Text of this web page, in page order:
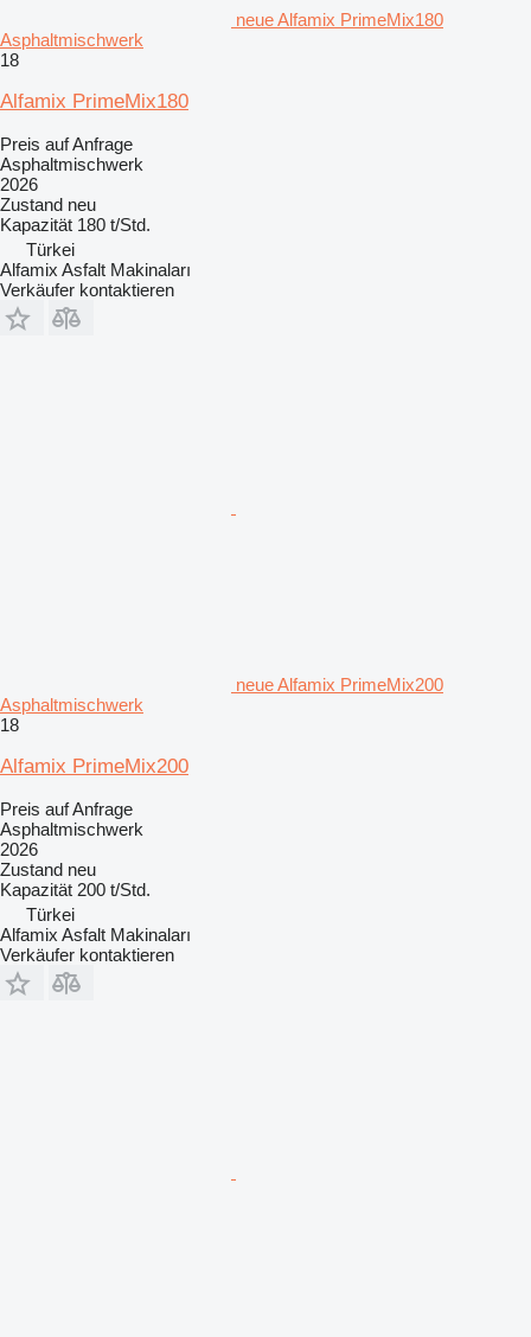
neue Alfamix PrimeMix180
Asphaltmischwerk
18
Alfamix PrimeMix180
Preis auf Anfrage
Asphaltmischwerk
2026
Zustand neu
Kapazität 180 t/Std.
Türkei
Alfamix Asfalt Makinaları
Verkäufer kontaktieren
neue Alfamix PrimeMix200
Asphaltmischwerk
18
Alfamix PrimeMix200
Preis auf Anfrage
Asphaltmischwerk
2026
Zustand neu
Kapazität 200 t/Std.
Türkei
Alfamix Asfalt Makinaları
Verkäufer kontaktieren